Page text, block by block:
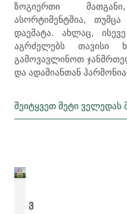
ზოგიერთი
ასორტიმენტშია,
დაემატა. ახლაც,
აგრძელებს თავისი
გამოვავლინოთ
და ადამიანთან
შეიტყვეთ მეტი ველედას
ვ